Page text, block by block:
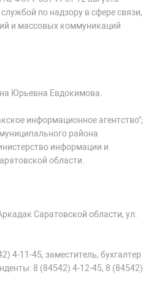
по надзору в сфере связи,
и массовых коммуникаций
Юрьевна Евдокимова.
информационное агентство";
района
информации и
области.
Саратовской области, ул.
4-11-45, заместитель, бухгалтер
8 (84542) 4-12-45, 8 (84542)